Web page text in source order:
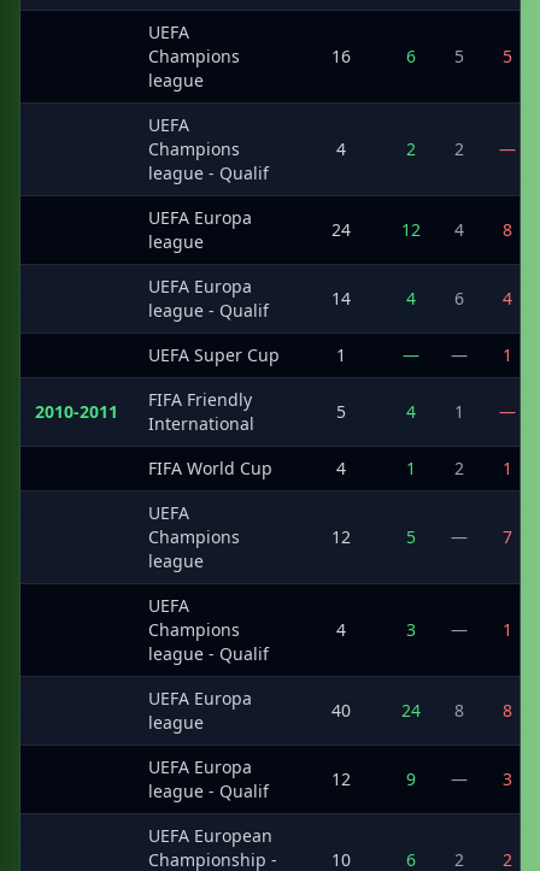
UEFA
Champions
league
16 6 5 5
UEFA
Champions
league - Qualif
4 2 2 —
UEFA Europa
league
24 12 4 8
UEFA Europa
league - Qualif
14 4 6 4
UEFA Super Cup 1 — — 1
2010-2011
FIFA Friendly
International
5 4 1 —
FIFA World Cup 4 1 2 1
UEFA
Champions
league
12 5 — 7
UEFA
Champions
league - Qualif
4 3 — 1
UEFA Europa
league
40 24 8 8
UEFA Europa
league - Qualif
12 9 — 3
UEFA European
Championship -
10 6 2 2